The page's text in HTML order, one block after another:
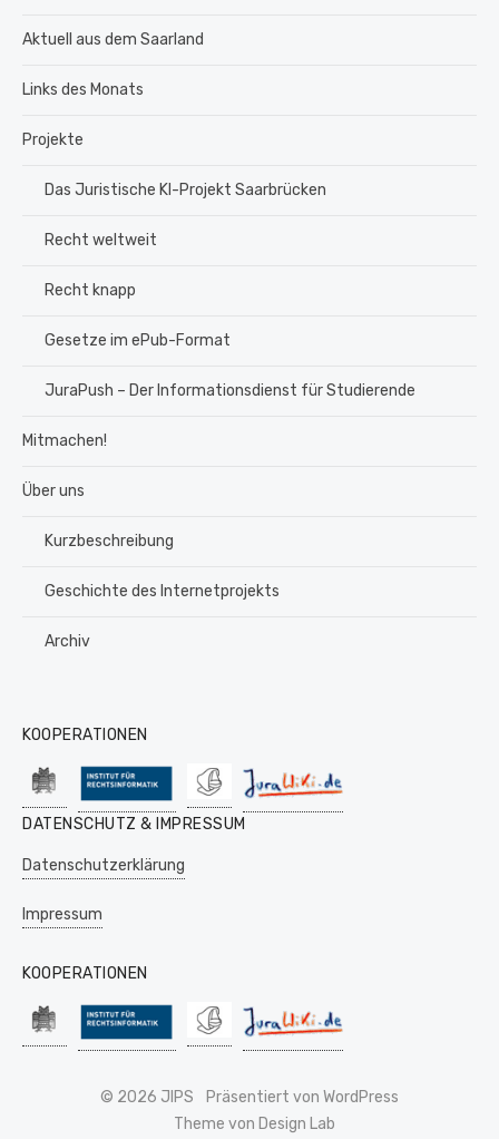
Aktuell aus dem Saarland
Links des Monats
Projekte
Das Juristische KI-Projekt Saarbrücken
Recht weltweit
Recht knapp
Gesetze im ePub-Format
JuraPush – Der Informationsdienst für Studierende
Mitmachen!
Über uns
Kurzbeschreibung
Geschichte des Internetprojekts
Archiv
KOOPERATIONEN
DATENSCHUTZ & IMPRESSUM
Datenschutzerklärung
Impressum
KOOPERATIONEN
© 2026 JIPS
Präsentiert von WordPress
Theme von Design Lab